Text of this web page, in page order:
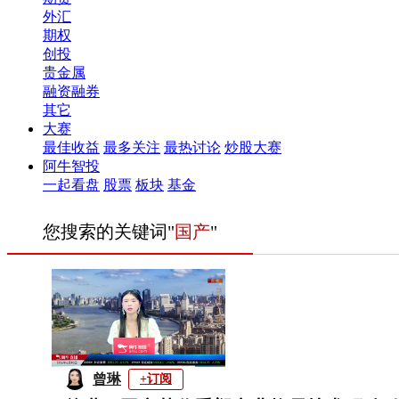
外汇
期权
创投
贵金属
融资融券
其它
大赛
最佳收益 最多关注 最热讨论 炒股大赛
阿牛智投
一起看盘 股票 板块 基金
您搜索的关键词"国产"
曾琳 +订阅